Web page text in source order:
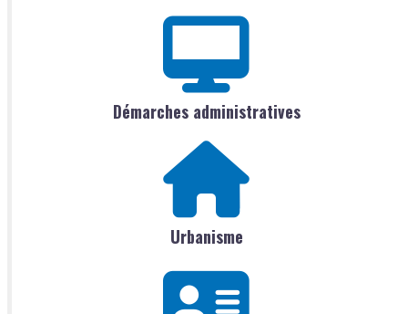
Démarches administratives
Urbanisme